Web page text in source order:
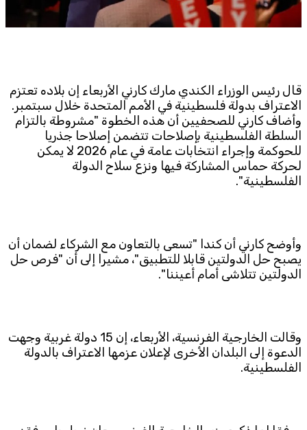
Legal
Cookies Policy
Subscribe to the newsletter
© 2025. All Rights Reserved. ByKoein
قال رئيس الوزراء الكندي مارك كارني الأربعاء إن بلاده تعتزم
الاعتراف بدولة فلسطينية في الأمم المتحدة خلال سبتمبر.
وأضاف كارني للصحفيين أن هذه الخطوة "مشروطة بالتزام
السلطة الفلسطينية بإصلاحات تتضمن إصلاحا جذريا
للحوكمة وإجراء انتخابات عامة في عام 2026 لا يمكن
لحركة حماس المشاركة فيها ونزع سلاح الدولة
الفلسطينية".
وأوضح كارني أن كندا "تسعى بالتعاون مع الشركاء لضمان أن
يصبح حل الدولتين قابلا للتطبيق"، مشيرا إلى أن "فرص حل
الدولتين تتلاشى أمام أعيننا".
وقالت الخارجية الفرنسية، الأربعاء، إن 15 دولة غربية وجهت
الدعوة إلى البلدان الأخرى لإعلان عزمها الاعتراف بالدولة
الفلسطينية.